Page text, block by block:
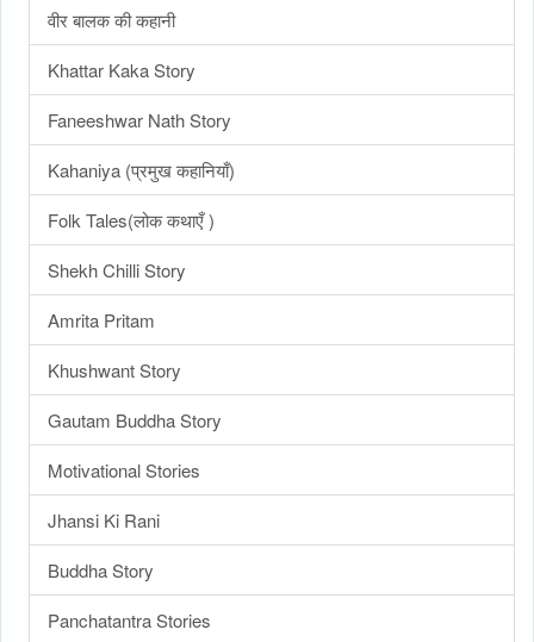
वीर बालक की कहानी
Khattar Kaka Story
Faneeshwar Nath Story
Kahaniya (प्रमुख कहानियाँ)
Folk Tales(लोक कथाएँ )
Shekh Chilli Story
Amrita Pritam
Khushwant Story
Gautam Buddha Story
Motivational Stories
Jhansi Ki Rani
Buddha Story
Panchatantra Stories